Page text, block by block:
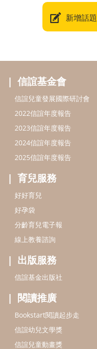
新增話題
信誼基金會
信誼兒童發展國際研討會
2022信誼年度報告
2023信誼年度報告
2024信誼年度報告
2025信誼年度報告
育兒服務
好好育兒
好孕袋
分齡育兒電子報
線上教養諮詢
出版服務
信誼基金出版社
閱讀推廣
Bookstart閱讀起步走
信誼幼兒文學獎
信誼兒童動畫獎